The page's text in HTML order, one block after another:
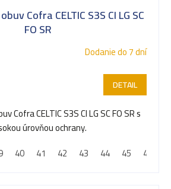
Cofra CELTIC S3S CI LG SC
FO SR
Dodanie do 7 dní
DETAIL
Cofra CELTIC S3S CI LG SC FO SR s
úrovňou ochrany.
40 41 42 43 44 45 46